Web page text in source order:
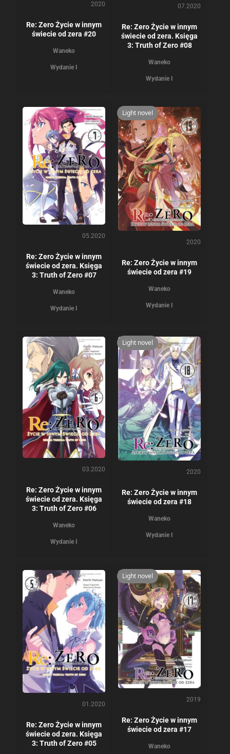
2020
Re: Zero Życie w innym
świecie od zera #20
Waneko
Wydanie I
07.2020
Re: Zero Życie w innym
świecie od zera. Księga
3: Truth of Zero #08
Waneko
Wydanie I
05.2020
Re: Zero Życie w innym
świecie od zera. Księga
3: Truth of Zero #07
Waneko
Wydanie I
Light novel
2020
Re: Zero Życie w innym
świecie od zera #19
Waneko
Wydanie I
03.2020
Re: Zero Życie w innym
świecie od zera. Księga
3: Truth of Zero #06
Waneko
Wydanie I
Light novel
2020
Re: Zero Życie w innym
świecie od zera #18
Waneko
Wydanie I
01.2020
Re: Zero Życie w innym
świecie od zera. Księga
3: Truth of Zero #05
Light novel
2019
Re: Zero Życie w innym
świecie od zera #17
Waneko